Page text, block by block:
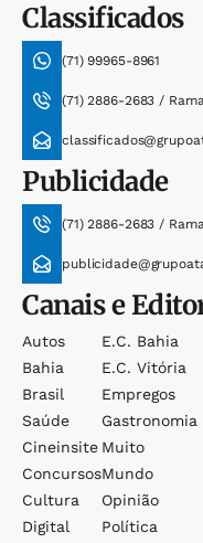
Classificados
(71) 99965-8961
(71) 2886-2683 /
Publicidade
(71) 2886-2683 /
Canais e
Autos
Bahia
Brasil
Saúde
Cineinsite
Concursos
Cultura
Digital
E.c. Bahia
E.c. Vitória
Empregos
Gastronomia
Muito
Mundo
Opinião
Política